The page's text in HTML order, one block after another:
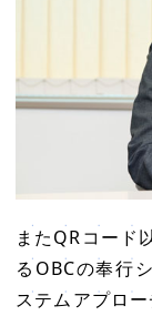
またQRコード
るOBCの奉行
ステムアプロ